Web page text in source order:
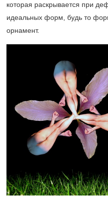
которая раскрывается при
идеальных форм, будь то
орнамент.